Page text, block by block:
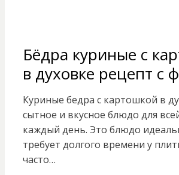
Бёдра куриные с
в духовке рецепт с
Куриные бедра с картошкой в
сытное и вкусное блюдо для
каждый день. Это блюдо
требует долгого времени у
часто…